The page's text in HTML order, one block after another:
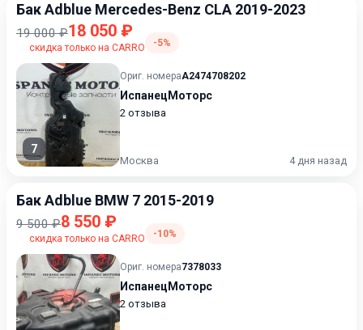
Бак Adblue Mercedes-Benz CLA 2019-2023
19 000 ₽18 050 ₽
скидка только на CARRO -5%
7
Ориг. номераA2474708202
ИспанецМоторс
2 отзыва
Москва 4 дня назад
Бак Adblue BMW 7 2015-2019
9 500 ₽8 550 ₽
скидка только на CARRO -10%
Ориг. номера7378033
ИспанецМоторс
2 отзыва